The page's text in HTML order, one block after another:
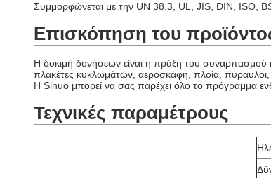
Συμμορφώνεται με την UN 38.3, UL, JIS, DIN, ISO,
Επισκόπηση του
Η δοκιμή δονήσεων είναι η πράξη του συναρπασμού
πλακέτες κυκλωμάτων, αεροσκάφη, πλοία, πύραυλοι,
Η Sinuo μπορεί να σας παρέχει όλο το πρόγραμμα
Τεχνικές παραμέτρους